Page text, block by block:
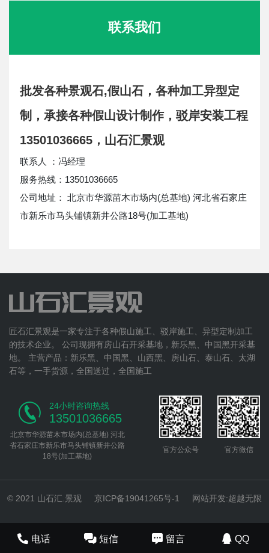
联系我们
批发各种景观石,假山石，各种加工异型定
制，承接各种假山设计制作，驳岸安装工程
13501036665，山石汇景观
联系人 ：冯经理
服务热线：13501036665
公司地址： 北京市华源苗木市场内(总基地) 河北省石家庄
市新乐市马头铺镇新井公路18号(加工基地)
匠石汇景观是一家专注于各种假山施工、驳岸施工、异型定制加工
的技术企业。 公司现拥有房山石开采基地，新乐黑、中国黑开采基
地。 主营产品：新乐黑、中国黑、山西黑、房山石、泰山石、太湖
石等，一手货源，全国送过，全国施工
24小时咨询热线
13501036665
北京市华源苗木市场内(总基地) 河北
省石家庄市新乐市马头铺镇新井公路
18号(加工基地)
官方公众号 官方微信
© 2021 山石汇.景观 京ICP备19041265号-1 网站开发:超越无限
电话 短信 留言 QQ